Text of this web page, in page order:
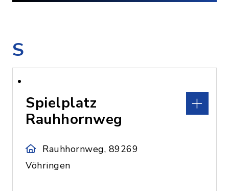
S
Spielplatz
Rauhhornweg
Rauhhornweg, 89269
Vöhringen